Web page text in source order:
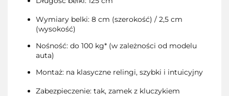
Wymiary belki: 8 cm (szerokość) / 2,5 cm
(wysokość)
Nośność: do 100 kg* (w zależności od modelu
auta)
Montaż: na klasyczne relingi, szybki i intuicyjny
Zabezpieczenie: tak, zamek z kluczykiem